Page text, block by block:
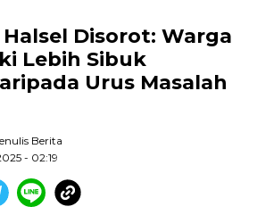
Halsel Disorot: Warga
Lebih Sibuk
Urus Masalah
Berita
- 02:19